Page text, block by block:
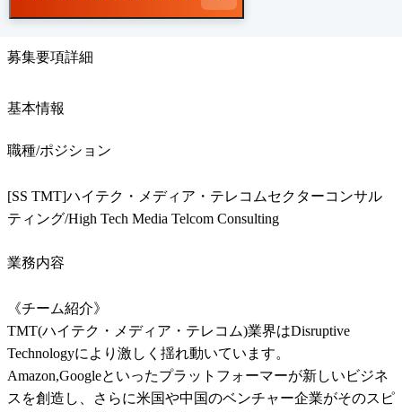
募集要項詳細
基本情報
職種/ポジション
[SS TMT]ハイテク・メディア・テレコムセクターコンサル
ティング/High Tech Media Telcom Consulting
業務内容
《チーム紹介》
TMT(ハイテク・メディア・テレコム)業界はDisruptive
Technologyにより激しく揺れ動いています。
Amazon,Googleといったプラットフォーマーが新しいビジネ
スを創造し、さらに米国や中国のベンチャー企業がそのスピ